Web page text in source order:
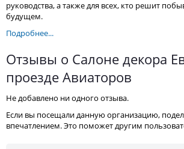
руководства, а также для всех, кто решит
будущем.
Подробнее...
Отзывы о Салоне декора
проезде Авиаторов
Не добавлено ни одного отзыва.
Если вы посещали данную организацию,
впечатлением. Это поможет другим